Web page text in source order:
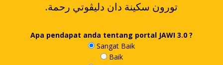
.تورون سکينة دان دليڤوتي رحمة
Apa pendapat anda tentang portal JAWI 3.0 ?
Sangat Baik
Baik